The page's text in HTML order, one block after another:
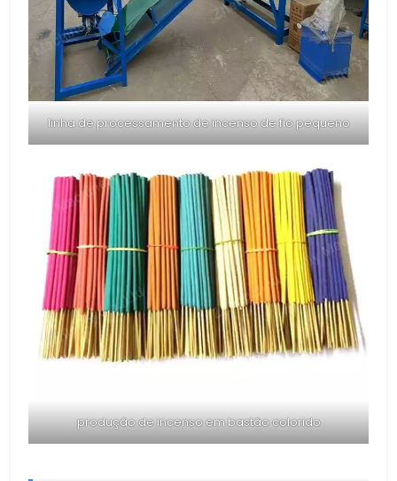
linha de processamento de incenso de fio pequeno
produção de incenso em bastão colorido